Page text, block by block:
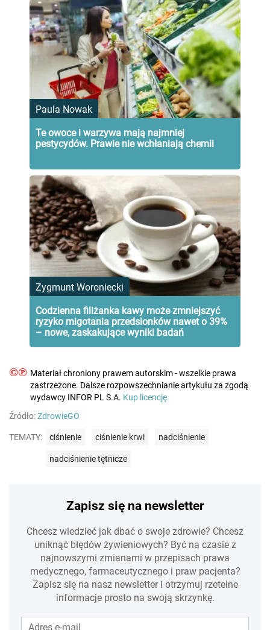
Paula Nowak
Te owoce i warzywa mają najmniej
pestycydów. Prawie nie wchłaniają chemii
Zygmunt Woroniecki
Codzienna filiżanka kawy może zmniejszyć
ryzyko migotania przedsionków nawet o 39%
– nowe, zaskakujące wyniki badań
©℗ Materiał chroniony prawem autorskim - wszelkie prawa
zastrzeżone. Dalsze rozpowszechnianie artykułu za zgodą
wydawcy INFOR PL S.A. Kup licencję.
Źródło:ZdrowieGO
TEMATY: ciśnienie ciśnienie krwi nadciśnienie
nadciśnienie tętnicze
Zapisz się na newsletter
Chcesz wiedzieć jak dbać o swoje zdrowie? Chcesz
uniknąć błędów żywieniowych? Być na czasie z
najnowszymi zmianami w przepisach prawa
medycznego, farmaceutycznego i praw pacjenta?
Zapisz się na nasz newsletter i otrzymuj rzetelne
informacje prosto na swoją skrzynkę.